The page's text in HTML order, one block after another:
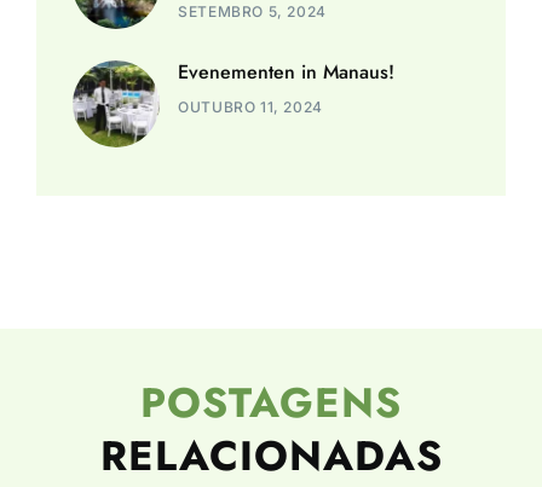
SETEMBRO 5, 2024
Evenementen in Manaus!
OUTUBRO 11, 2024
POSTAGENS
RELACIONADAS